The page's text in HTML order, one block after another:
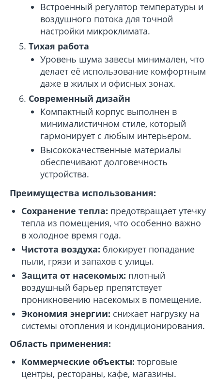
Встроенный регулятор температуры и
воздушного потока для точной
настройки микроклимата.
Тихая работа
Уровень шума завесы минимален, что
делает её использование комфортным
даже в жилых и офисных зонах.
Современный дизайн
Компактный корпус выполнен в
минималистичном стиле, который
гармонирует с любым интерьером.
Высококачественные материалы
обеспечивают долговечность
устройства.
Преимущества использования:
Сохранение тепла: предотвращает утечку
тепла из помещения, что особенно важно
в холодное время года.
Чистота воздуха: блокирует попадание
пыли, грязи и запахов с улицы.
Защита от насекомых: плотный
воздушный барьер препятствует
проникновению насекомых в помещение.
Экономия энергии: снижает нагрузку на
системы отопления и кондиционирования.
Область применения:
Коммерческие объекты: торговые
центры, рестораны, кафе, магазины.